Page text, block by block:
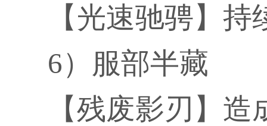
【光速驰骋】
6）服部半藏
【残废影刃】